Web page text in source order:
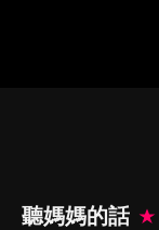
聽媽媽的話